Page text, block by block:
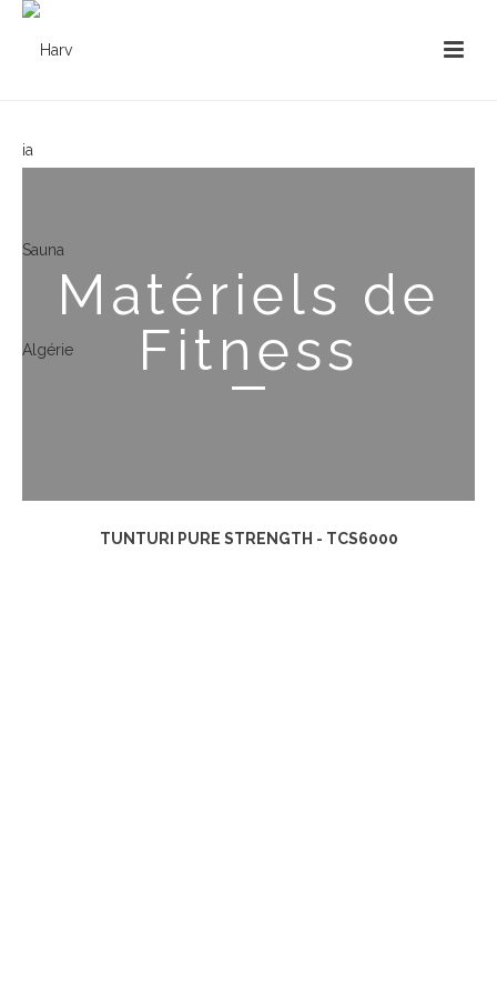
Matériels de
Fitness
TUNTURI PURE STRENGTH - TCS6000